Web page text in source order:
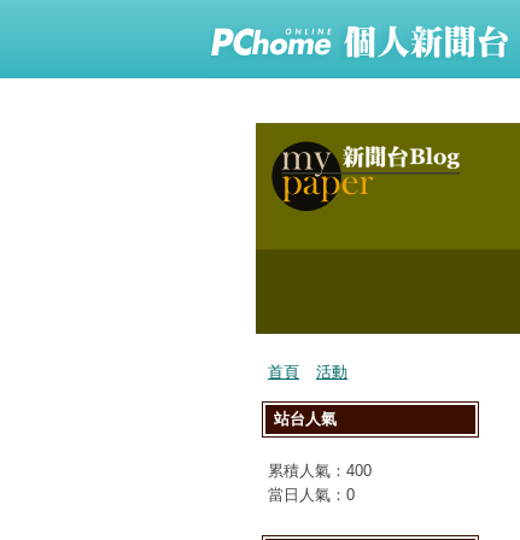
首頁 活動
站台人氣
累積人氣： 400
當日人氣： 0